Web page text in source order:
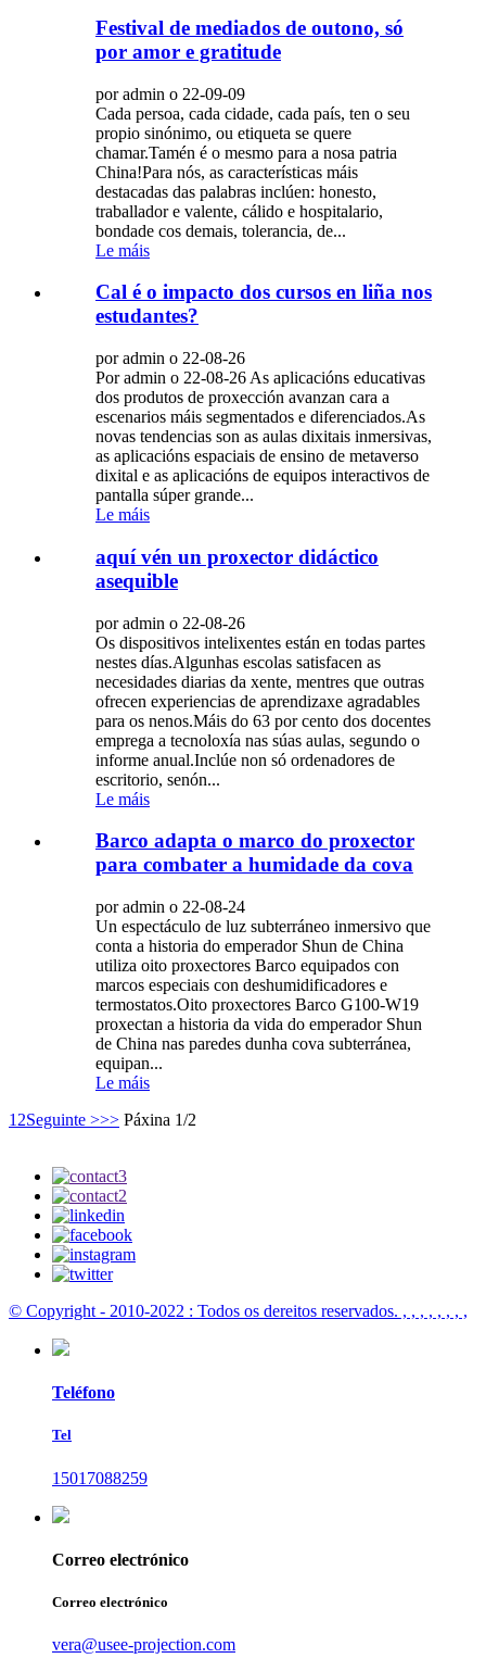
Festival de mediados de outono, só
por amor e gratitude
por admin o 22-09-09
Cada persoa, cada cidade, cada país, ten o seu
propio sinónimo, ou etiqueta se quere
chamar.Tamén é o mesmo para a nosa patria
China!Para nós, as características máis
destacadas das palabras inclúen: honesto,
traballador e valente, cálido e hospitalario,
bondade cos demais, tolerancia, de...
Le máis
Cal é o impacto dos cursos en liña nos
estudantes?
por admin o 22-08-26
Por admin o 22-08-26 As aplicacións educativas
dos produtos de proxección avanzan cara a
escenarios máis segmentados e diferenciados.As
novas tendencias son as aulas dixitais inmersivas,
as aplicacións espaciais de ensino de metaverso
dixital e as aplicacións de equipos interactivos de
pantalla súper grande...
Le máis
aquí vén un proxector didáctico
asequible
por admin o 22-08-26
Os dispositivos intelixentes están en todas partes
nestes días.Algunhas escolas satisfacen as
necesidades diarias da xente, mentres que outras
ofrecen experiencias de aprendizaxe agradables
para os nenos.Máis do 63 por cento dos docentes
emprega a tecnoloxía nas súas aulas, segundo o
informe anual.Inclúe non só ordenadores de
escritorio, senón...
Le máis
Barco adapta o marco do proxector
para combater a humidade da cova
por admin o 22-08-24
Un espectáculo de luz subterráneo inmersivo que
conta a historia do emperador Shun de China
utiliza oito proxectores Barco equipados con
marcos especiais con deshumidificadores e
termostatos.Oito proxectores Barco G100-W19
proxectan a historia da vida do emperador Shun
de China nas paredes dunha cova subterránea,
equipan...
Le máis
1 2Seguinte >>> Páxina 1/2
© Copyright - 2010-2022 : Todos os dereitos reservados. , , , , , , , ,
Teléfono
Tel
15017088259
Correo electrónico
Correo electrónico
vera@usee-projection.com